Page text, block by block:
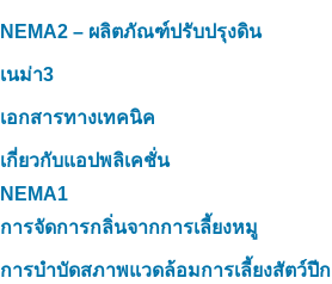
NEMA2 – ผลิตภัณฑ์ปรับปรุงดิน
เนม่า3
เอกสารทางเทคนิค
เกี่ยวกับแอปพลิเคชั่น
NEMA1
การจัดการกลิ่นจากการเลี้ยงหมู
การบำบัดสภาพแวดล้อมการเลี้ยงสัตว์ปีก